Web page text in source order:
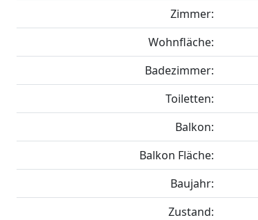
Zimmer:
Wohnfläche:
Badezimmer:
Toiletten:
Balkon:
Balkon Fläche:
Baujahr:
Zustand: